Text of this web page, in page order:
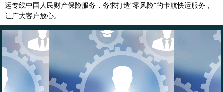
运专线中国人民财产保险服务，务求打造“零风险”的卡航快运服务，
让广大客户放心。